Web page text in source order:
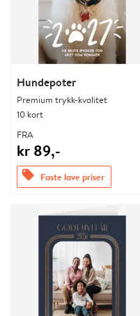
Hundepoter
Premium trykk-kvalitet
10 kort
FRA
kr 89,-
offers Faste lave priser